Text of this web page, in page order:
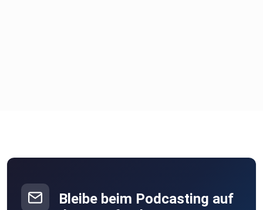
Bleibe beim Podcasting auf